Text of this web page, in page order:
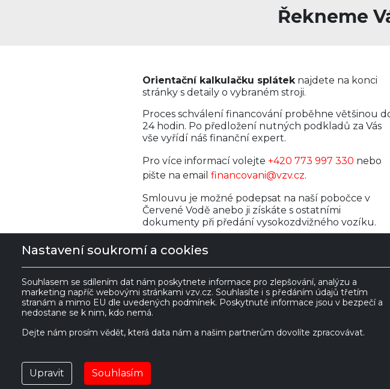
Řekneme
Orientační kalkulačku spláteknajdete na konci
stránky s detaily o vybraném stroji.
Proces schválení financování proběhne většinou
24 hodin. Po předložení nutných podkladů za Vás
vše vyřídí náš finanční expert.
Pro více informací volejte+420 773 997 330 nebo
pište na emailfinancovani@vzv.cz.
Smlouvu je možné podepsat na naší pobočce v
Červené Vodě anebo ji získáte s ostatními
dokumenty při předání vysokozdvižného vozíku.
VZV GROUP s.r.o.
561 61 Červená
IČ:27469662
Nastavení soukromí a cookies
Souhlasem se sdílením dat nám poskytnete informace pro zlepšování, analýzu a
marketing napříč webovými stránkami vzv.cz. Souhlasíte i s předáním údajů třetím
stranám a mimo EU dle uvedených podmínek. Poskytnuté informace jsou v bezpečí a
nedostane se k nim, kdo nemá.
Dejte nám prosím vědět, která data nám a našim partnerům dovolíte zpracovávat.
Upravit Souhlasím